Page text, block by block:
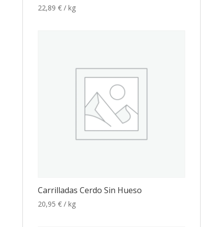
22,89 € / kg
Carrilladas Cerdo Sin Hueso
20,95 € / kg